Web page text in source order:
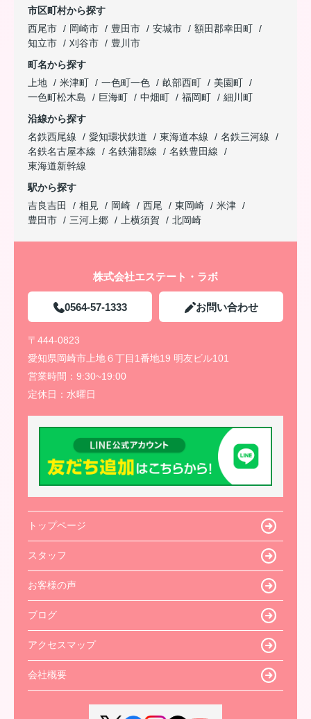
市区町村から探す
西尾市
岡崎市 豊田市 安城市
額田郡幸田町
知立市
刈谷市
豊川市
町名から探す
上地
米津町 一色町一色 畝部西町
美園町
一色町松木島
巨海町 中畑町 福岡町
細川町
沿線から探す
名鉄西尾線
愛知環状鉄道 東海道本線
名鉄三河線
名鉄名古屋本線
名鉄蒲郡線
名鉄豊田線
東海道新幹線
駅から探す
吉良吉田
相見 岡崎 西尾 東岡崎
米津
豊田市
三河上郷 上横須賀 北岡崎
株式会社エステート・ラボ
0564-57-1333 お問い合わせ
〒444-0823
愛知県岡崎市上地６丁目1番地19 明友ビル101
営業時間： 9:30~19:00
定休日： 水曜日
トップページ
スタッフ
お客様の声
ブログ
アクセスマップ
会社概要